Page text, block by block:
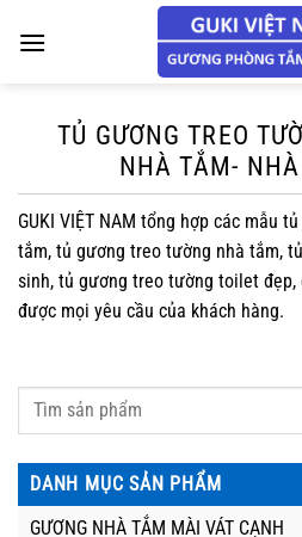
đến
TỦ GƯƠNG TREO
NHÀ TẮM-
GUKI VIỆT NAM tổng hợp các mẫu
tắm, tủ gương treo tường nhà tắm,
sinh, tủ gương treo tường toilet
được mọi yêu cầu của khách hàng.
DANH MỤC SẢN PHẨM
GƯƠNG NHÀ TẮM MÀI VÁT CẠNH